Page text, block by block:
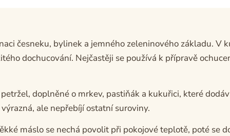
česneku, bylinek a jemného zeleninového základu. V
dochucování. Nejčastěji se používá k přípravě
doplněné o mrkev, pastiňák a kukuřici, které
ale nepřebíjí ostatní suroviny.
máslo se nechá povolit při pokojové teplotě, poté se